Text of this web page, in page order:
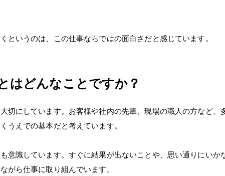
いうのは、この仕事ならではの面白さだと感じています。
はどんなことですか？
切にしています。お客様や社内の先輩、現場の職人の方など、
うえでの基本だと考えています。
意識しています。すぐに結果が出ないことや、思い通りにいか
がら仕事に取り組んでいます。